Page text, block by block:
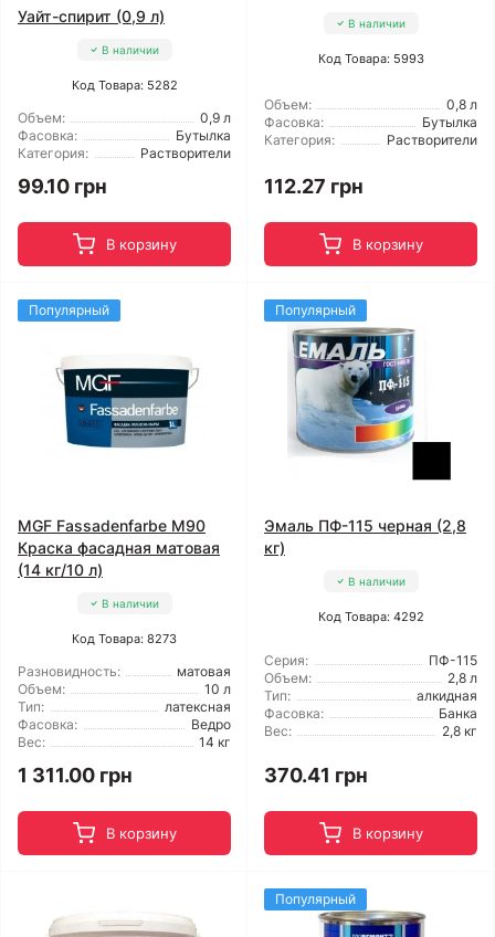
Уайт-спирит (0,9 л)
В наличии
Код Товара: 5282
Объем:
0,9 л
Фасовка:
Бутылка
Категория:
Растворители
99.10 грн
В корзину
В наличии
Код Товара: 5993
Объем:
0,8 л
Фасовка:
Бутылка
Категория:
Растворители
112.27 грн
В корзину
Популярный
MGF Fassadenfarbe М90
Краска фасадная матовая
(14 кг/10 л)
В наличии
Код Товара: 8273
Разновидность:
матовая
Объем:
10 л
Тип:
латексная
Фасовка:
Ведро
Вес:
14 кг
1 311.00 грн
В корзину
Популярный
Эмаль ПФ-115 черная (2,8
кг)
В наличии
Код Товара: 4292
Серия:
ПФ-115
Объем:
2,8 л
Тип:
алкидная
Фасовка:
Банка
Вес:
2,8 кг
370.41 грн
В корзину
Популярный